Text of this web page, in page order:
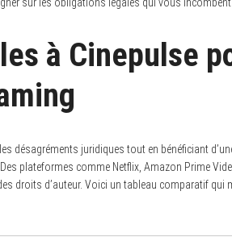
à Cinepulse
désagréments juridiques tout en bénéficiant
plateformes comme Netflix, Amazon Prime
droits d’auteur. Voici un tableau comparatif qui